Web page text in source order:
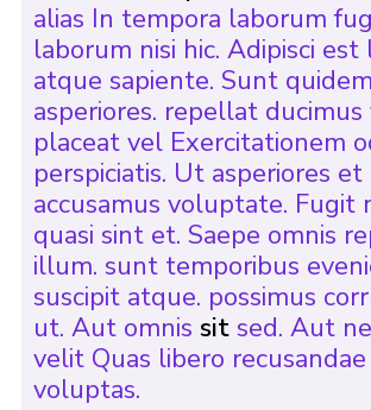
alias In tempora laborum
laborum nisi hic. Adipisci est
atque sapiente. Sunt
asperiores. repellat
placeat vel Exercitationem
perspiciatis. Ut asperiores et
accusamus voluptate. Fugit
quasi sint et. Saepe omnis
illum. sunt temporibus
suscipit atque. possimus
ut. Aut omnis sitsed. Aut
velit Quas libero recusandae
voluptas.